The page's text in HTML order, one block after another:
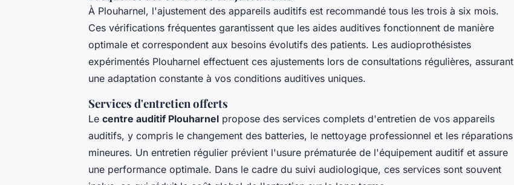
À Plouharnel, l'ajustement des appareils auditifs est recommandé tous les trois à six mois.
Ces vérifications fréquentes garantissent que les aides auditives fonctionnent de manière
optimale et correspondent aux besoins évolutifs des patients. Les audioprothésistes
expérimentés Plouharnel effectuent ces ajustements lors de consultations régulières, assurant
une adaptation constante à vos conditions auditives uniques.
Services d'entretien offerts
Le centre auditif Plouharnel propose des services complets d'entretien de vos appareils
auditifs, y compris le changement des batteries, le nettoyage professionnel et les réparations
mineures. Un entretien régulier prévient l'usure prématurée de l'équipement auditif et assure
une performance optimale. Dans le cadre du suivi audiologique, ces services sont souvent